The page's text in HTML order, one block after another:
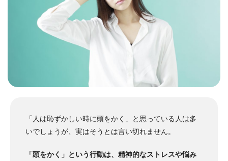
「人は恥ずかしい時に頭をかく」と思っている人は多
いでしょうが、実はそうとは言い切れません。
「頭をかく」という行動は、精神的なストレスや悩み